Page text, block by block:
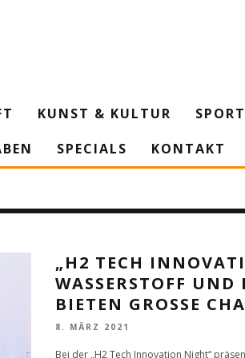
KUNST & KULTUR
SPECIALS KONTAKT
„H2 TECH
WASSERSTOFF
BIETEN GROSSE
8. MÄRZ 2021
Bei der „H2 Tech Innovation Night“